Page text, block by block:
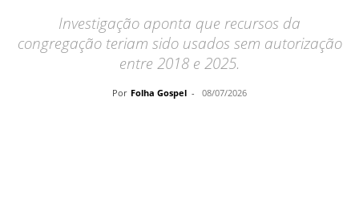
Investigação aponta que recursos da
congregação teriam sido usados sem autorização
entre 2018 e 2025.
Por Folha Gospel - 08/07/2026